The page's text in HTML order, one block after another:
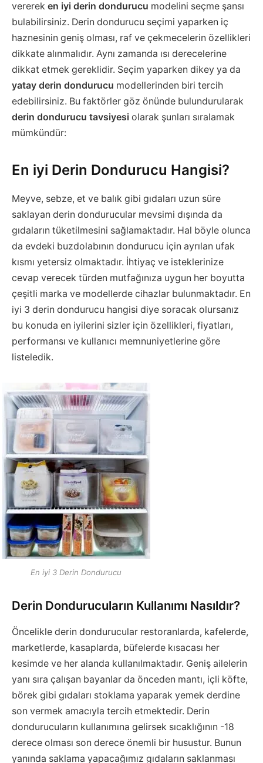
vererek en iyi derin dondurucu modelini seçme şansı
bulabilirsiniz. Derin dondurucu seçimi yaparken iç
haznesinin geniş olması, raf ve çekmecelerin özellikleri
dikkate alınmalıdır. Aynı zamanda ısı derecelerine
dikkat etmek gereklidir. Seçim yaparken dikey ya da
yatay derin dondurucu modellerinden biri tercih
edebilirsiniz. Bu faktörler göz önünde bulundurularak
derin dondurucu tavsiyesi olarak şunları sıralamak
mümkündür:
En iyi Derin Dondurucu Hangisi?
Meyve, sebze, et ve balık gibi gıdaları uzun süre
saklayan derin dondurucular mevsimi dışında da
gıdaların tüketilmesini sağlamaktadır. Hal böyle olunca
da evdeki buzdolabının dondurucu için ayrılan ufak
kısmı yetersiz olmaktadır. İhtiyaç ve isteklerinize
cevap verecek türden mutfağınıza uygun her boyutta
çeşitli marka ve modellerde cihazlar bulunmaktadır. En
iyi 3 derin dondurucu hangisi diye soracak olursanız
bu konuda en iyilerini sizler için özellikleri, fiyatları,
performansı ve kullanıcı memnuniyetlerine göre
listeledik.
En iyi 3 Derin Dondurucu
Derin Dondurucuların Kullanımı Nasıldır?
Öncelikle derin dondurucular restoranlarda, kafelerde,
marketlerde, kasaplarda, büfelerde kısacası her
kesimde ve her alanda kullanılmaktadır. Geniş ailelerin
yanı sıra çalışan bayanlar da önceden mantı, içli köfte,
börek gibi gıdaları stoklama yaparak yemek derdine
son vermek amacıyla tercih etmektedir. Derin
dondurucuların kullanımına gelirsek sıcaklığının -18
derece olması son derece önemli bir husustur. Bunun
yanında saklama yapacağımız gıdaların saklanması